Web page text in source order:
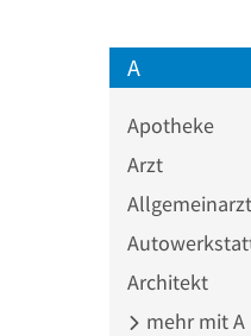
A
Apotheke
Arzt
Allgemeinarzt
Architekt
mehr mit A